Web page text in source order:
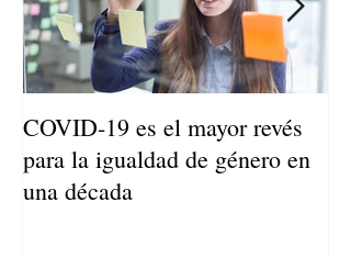
COVID-19 es el mayor revés
para la igualdad de género en
una década